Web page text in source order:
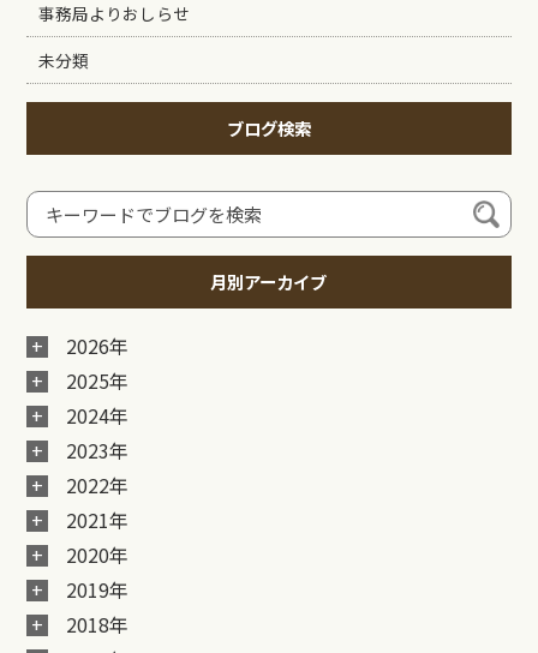
事務局よりおしらせ
未分類
ブログ検索
月別アーカイブ
2026年
2025年
2024年
2023年
2022年
2021年
2020年
2019年
2018年